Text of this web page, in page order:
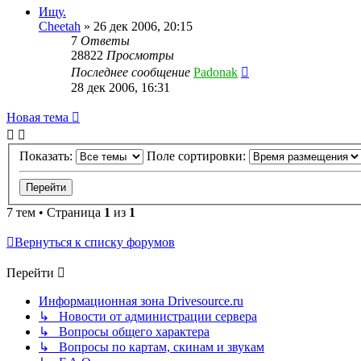
Ищу.
Cheetah » 26 дек 2006, 20:15
7 Ответы
28822 Просмотры
Последнее сообщение Padonak
28 дек 2006, 16:31
Новая тема
Показать: Поле сортировки:
7 тем • Страница 1 из 1
Вернуться к списку форумов
Перейти
Информационная зона Drivesource.ru
↳ Новости от администрации сервера
↳ Вопросы общего характера
↳ Вопросы по картам, скинам и звукам